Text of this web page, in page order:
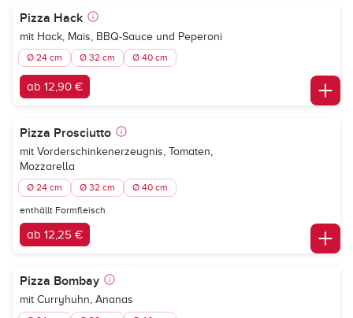
Pizza Hack
mit Hack, Mais, BBQ-Sauce und Peperoni
Ø 24 cm Ø 32 cm Ø 40 cm
ab 12,90 €
Pizza Prosciutto
mit Vorderschinkenerzeugnis, Tomaten,
Mozzarella
Ø 24 cm Ø 32 cm Ø 40 cm
enthällt Formfleisch
ab 12,25 €
Pizza Bombay
mit Curryhuhn, Ananas